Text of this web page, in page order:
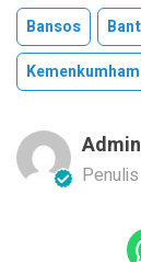
Bansos
Kemenkumham
Penulis